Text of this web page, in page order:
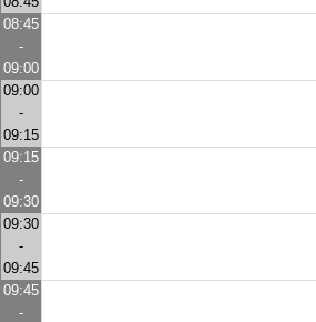
08:45
-
09:00
09:00
-
09:15
09:15
-
09:30
09:30
-
09:45
09:45
-